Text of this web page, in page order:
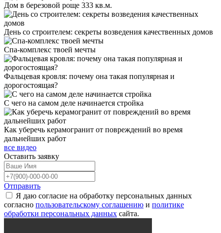
Дом в березовой роще 333 кв.м.
День со строителем: секреты возведения качественных домов
Спа-комплекс твоей мечты
Фальцевая кровля: почему она такая популярная и
дорогостоящая?
С чего на самом деле начинается стройка
Как уберечь керамогранит от повреждений во время
дальнейших работ
все видео
Оставить заявку
Отправить
Я даю согласие на обработку персональных данных
согласно пользовательскому соглашению и политике
обработки персональных данных сайта.